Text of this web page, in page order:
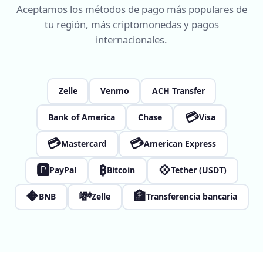
Aceptamos los métodos de pago más populares de
tu región, más criptomonedas y pagos
internacionales.
Zelle Venmo ACH Transfer
Bank of America Chase 💳Visa
💳Mastercard 💳American Express
🅿PayPal ₿Bitcoin 💠Tether (USDT)
🔶BNB 💸Zelle 🏦Transferencia bancaria